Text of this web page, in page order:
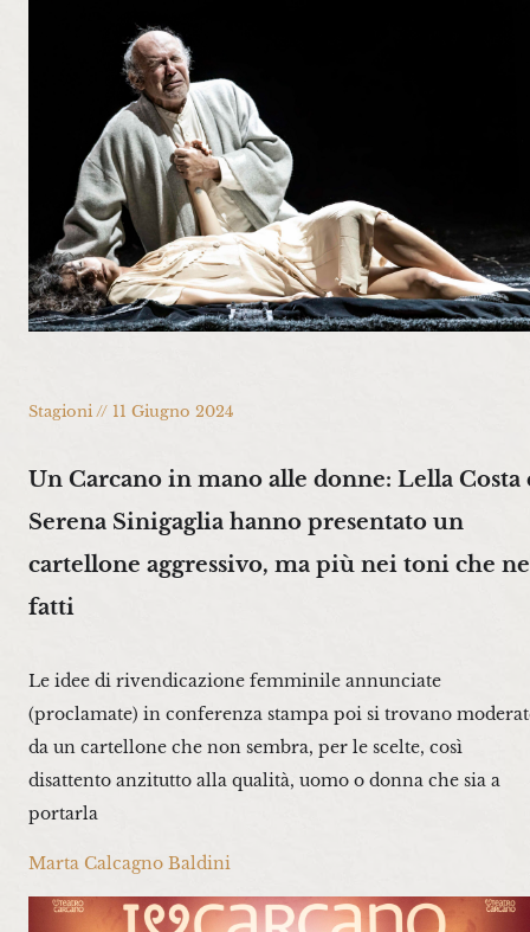
Un Carcano in mano alle donne: Lella Costa
Serena Sinigaglia hanno presentato un
cartellone aggressivo, ma più nei toni che
fatti
Le idee di rivendicazione femminile annunciate
(proclamate) in conferenza stampa poi si trovano
da un cartellone che non sembra, per le scelte, così
disattento anzitutto alla qualità, uomo o donna che sia a
portarla
Marta Calcagno Baldini
Stagioni // 11 Giugno 2024